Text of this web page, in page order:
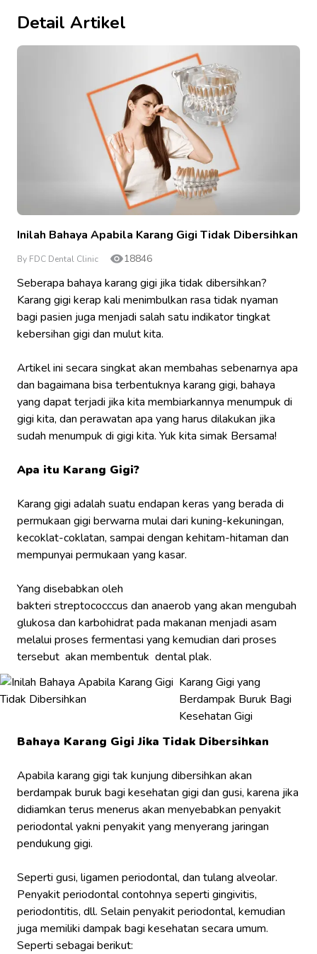
Detail Artikel
Inilah Bahaya Apabila Karang Gigi Tidak Dibersihkan
By FDC Dental Clinic 18846
Seberapa bahaya karang gigi jika tidak dibersihkan?
Karang gigi kerap kali menimbulkan rasa tidak nyaman
bagi pasien juga menjadi salah satu indikator tingkat
kebersihan gigi dan mulut kita.
Artikel ini secara singkat akan membahas sebenarnya apa
dan bagaimana bisa terbentuknya karang gigi, bahaya
yang dapat terjadi jika kita membiarkannya menumpuk di
gigi kita, dan perawatan apa yang harus dilakukan jika
sudah menumpuk di gigi kita. Yuk kita simak Bersama!
Apa itu Karang Gigi?
Karang gigi adalah suatu endapan keras yang berada di
permukaan gigi berwarna mulai dari kuning-kekuningan,
kecoklat-coklatan, sampai dengan kehitam-hitaman dan
mempunyai permukaan yang kasar.
Yang disebabkan oleh
bakteri streptococccus dan anaerob yang akan mengubah
glukosa dan karbohidrat pada makanan menjadi asam
melalui proses fermentasi yang kemudian dari proses
tersebut akan membentuk dental plak.
Karang Gigi yang
Berdampak Buruk Bagi
Kesehatan Gigi
Bahaya Karang Gigi Jika Tidak Dibersihkan
Apabila karang gigi tak kunjung dibersihkan akan
berdampak buruk bagi kesehatan gigi dan gusi, karena jika
didiamkan terus menerus akan menyebabkan penyakit
periodontal yakni penyakit yang menyerang jaringan
pendukung gigi.
Seperti gusi, ligamen periodontal, dan tulang alveolar.
Penyakit periodontal contohnya seperti gingivitis,
periodontitis, dll. Selain penyakit periodontal, kemudian
juga memiliki dampak bagi kesehatan secara umum.
Seperti sebagai berikut: